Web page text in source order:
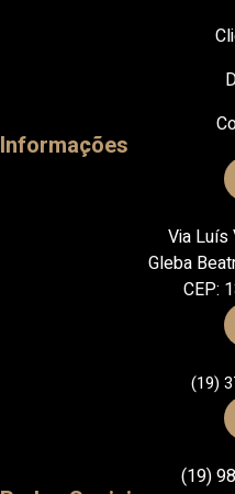
Informações
Via Luís
Gleba
CEP:
(19)
(19)